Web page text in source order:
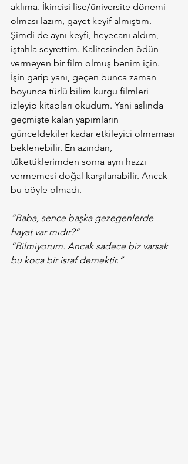
aklıma. İkincisi lise/üniversite dönemi
olması lazım, gayet keyif almıştım.
Şimdi de aynı keyfi, heyecanı aldım,
iştahla seyrettim. Kalitesinden ödün
vermeyen bir film olmuş benim için.
İşin garip yanı, geçen bunca zaman
boyunca türlü bilim kurgu filmleri
izleyip kitapları okudum. Yani aslında
geçmişte kalan yapımların
günceldekiler kadar etkileyici olmaması
beklenebilir. En azından,
tükettiklerimden sonra aynı hazzı
vermemesi doğal karşılanabilir. Ancak
bu böyle olmadı.
“Baba, sence başka gezegenlerde
hayat var mıdır?”
“Bilmiyorum. Ancak sadece biz varsak
bu koca bir israf demektir.”